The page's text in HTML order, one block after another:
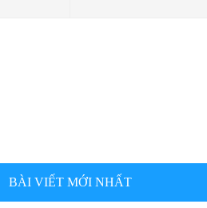
BÀI VIẾT MỚI NHẤT